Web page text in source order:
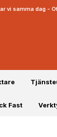
vi samma dag -
Fast